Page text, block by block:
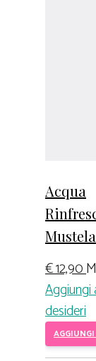
Acqua
Mustela
€12,90
Aggiungi
desideri